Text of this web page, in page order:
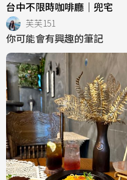
台中不限時咖啡廳｜兜宅
芙芙151
你可能會有興趣的筆記